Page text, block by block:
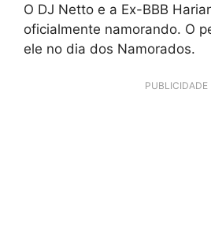
O DJ Netto e a Ex-BBB
oficialmente namorando. O
ele no dia dos Namorados.
PUBLICIDADE